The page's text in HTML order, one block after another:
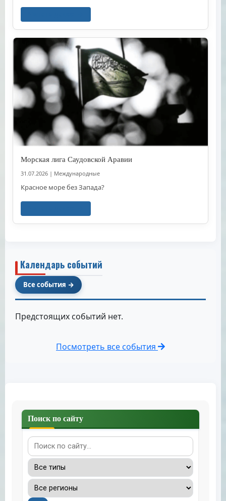
Морская лига Саудовской Аравии
31.07.2026 | Международные
Красное море без Запада?
Календарь событий
Все события
Предстоящих событий нет.
Посмотреть все события
Поиск по сайту